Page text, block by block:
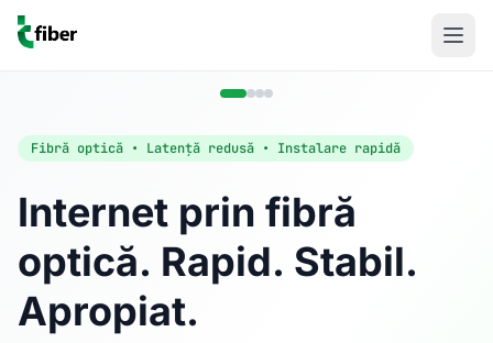
Fibră optică • Latență redusă • Instalare rapidă
Internet prin fibră
optică. Rapid. Stabil.
Apropiat.
Acasă
Internet Rezidențial
Fibră optică până la 1 Gbps, direct în casa ta.